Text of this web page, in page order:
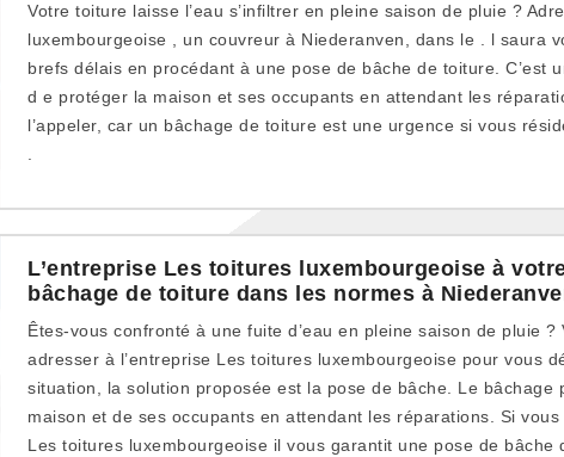
Votre toiture laisse l’eau s’infiltrer en pleine saison de pluie ?
luxembourgeoise , un couvreur à Niederanven, dans le . l saura
brefs délais en procédant à une pose de bâche de toiture. C’est
d e protéger la maison et ses occupants en attendant les
l’appeler, car un bâchage de toiture est une urgence si vous
.
L’entreprise Les toitures luxembourgeoise à
bâchage de toiture dans les normes à
Êtes-vous confronté à une fuite d’eau en pleine saison de pluie ?
adresser à l’entreprise Les toitures luxembourgeoise pour vous
situation, la solution proposée est la pose de bâche. Le bâchage
maison et de ses occupants en attendant les réparations. Si
Les toitures luxembourgeoise il vous garantit une pose de bâche